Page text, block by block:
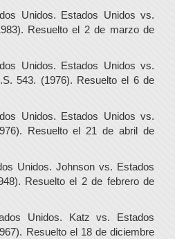
Unidos. Estados Unidos vs.
Resuelto el 2 de marzo de
Unidos. Estados Unidos vs.
543. (1976). Resuelto el 6 de
Unidos. Estados Unidos vs.
Resuelto el 21 de abril de
Unidos. Johnson vs. Estados
Resuelto el 2 de febrero de
Unidos. Katz vs. Estados
Resuelto el 18 de diciembre